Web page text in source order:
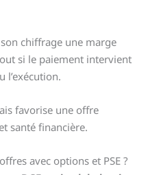
chiffrage une marge
si le paiement intervient
l’exécution.
favorise une offre
santé financière.
avec options et PSE ?